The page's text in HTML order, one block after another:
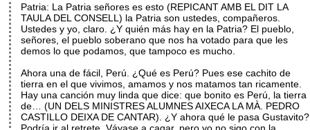
Patria: La Patria señores es esto (REPICANT AMB EL DIT LA
TAULA DEL CONSELL) la Patria son ustedes, compañeros.
Ustedes y yo, claro. ¿Y quién más hay en la Patria? El pueblo,
señores, el pueblo soberano que nos ha votado para que les
demos lo que podamos, que tampoco es mucho.
Ahora una de fácil, Perú. ¿Qué es Perú? Pues ese cachito de
tierra en el que vivimos, amamos y nos matamos tan ricamente.
Hay una canción muy linda que dice: que bonito es Perú, la tierra
de… (UN DELS MINISTRES ALUMNES AIXECA LA MÀ. PEDRO
CASTILLO DEIXA DE CANTAR). ¿Y ahora qué le pasa Gustavito?
Podría ir al retrete. Váyase a cagar, pero yo no sigo con la